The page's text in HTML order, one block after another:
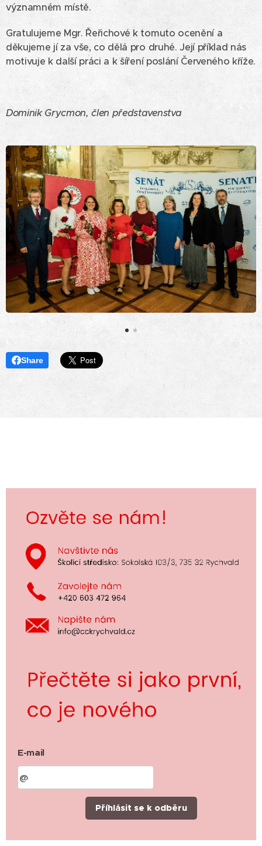
významném místě.
Gratulujeme Mgr. Řeřichové k tomuto ocenění a
děkujeme jí za vše, co dělá pro druhé. Její příklad nás
motivuje k další práci a k šíření poslání Červeného kříže.
Dominik Grycmon, člen představenstva
Share
E-mail
Příhlásit se k odběru